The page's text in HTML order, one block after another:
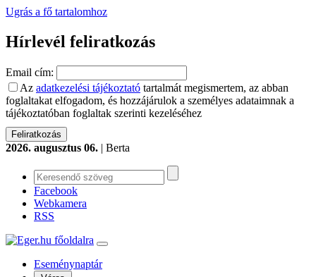
Ugrás a fő tartalomhoz
Hírlevél feliratkozás
Email cím:
Az adatkezelési tájékoztató tartalmát megismertem, az abban
foglaltakat elfogadom, és hozzájárulok a személyes adataimnak a
tájékoztatóban foglaltak szerinti kezeléséhez
2026. augusztus 06. | Berta
Facebook
Webkamera
RSS
Eseménynaptár